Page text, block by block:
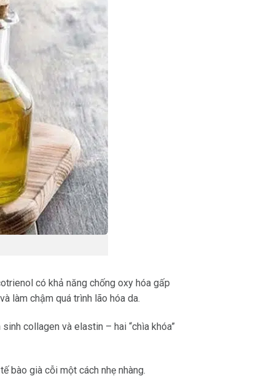
có khả năng chống oxy hóa gấp
làm chậm quá trình lão hóa da.
collagen và elastin – hai “chìa khóa”
bào già cỗi một cách nhẹ nhàng.